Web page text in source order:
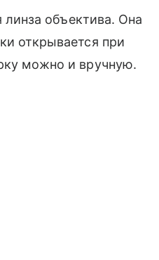
линза объектива. Она
открывается при
можно и вручную.